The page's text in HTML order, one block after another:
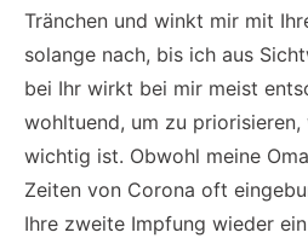
Tränchen und winkt mir mit
solange nach, bis ich aus
bei Ihr wirkt bei mir meist
wohltuend, um zu
wichtig ist. Obwohl meine
Zeiten von Corona oft
Ihre zweite Impfung wieder